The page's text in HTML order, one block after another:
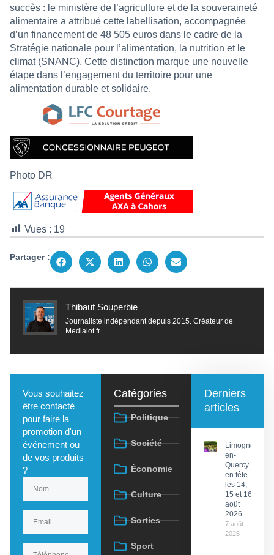
succès : le ministère de l’agriculture et de la souveraineté
alimentaire a attribué cette labellisation, accompagnée
d’un financement de 48 505 euros dans le cadre de la
Stratégie nationale pour l’alimentation, la nutrition et le
climat (SNANC). Cette distinction marque une nouvelle
étape dans l’engagement du territoire pour une
alimentation durable et solidaire.
Photo DR
Vues : 19
Partager :
Thibaut Souperbie
Journaliste indépendant depuis 2015. Créateur de
Medialot.fr
Vous souhaitez
être contacté
pour faire la
promotion d'un
événement ou
de vos produits
?
Catégories
Politique
Société
Économie
Culture
Sorties
Sport
Derniers
articles
Limogne-
en-
Quercy
en fête
les 14,
15 et 16
août
2026
7 août
2026